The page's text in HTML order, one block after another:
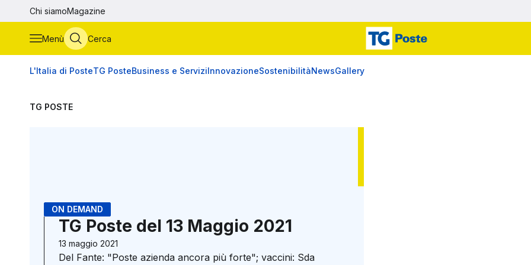
Vai al contenuto principale
Chi siamoMagazine
Menù Cerca
L'Italia di PosteTG PosteBusiness e ServiziInnovazioneSostenibilitàNewsGallery
TG POSTE
ON DEMAND
TG Poste del 13 Maggio 2021
13 maggio 2021
Del Fante: "Poste azienda ancora più forte"; vaccini: Sda